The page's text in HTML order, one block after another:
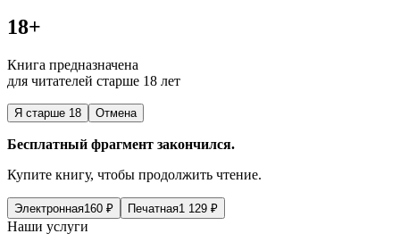
18+
Книга предназначена
для читателей старше 18 лет
Я старше 18 Отмена
Бесплатный фрагмент закончился.
Купите книгу, чтобы продолжить чтение.
Электронная160 ₽ Печатная1 129 ₽
Наши услуги